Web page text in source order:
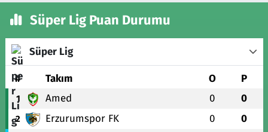
Süper Lig Puan Durumu
Süper Lig
# Takım O P
1 Amed 0 0
2 Erzurumspor FK 0 0